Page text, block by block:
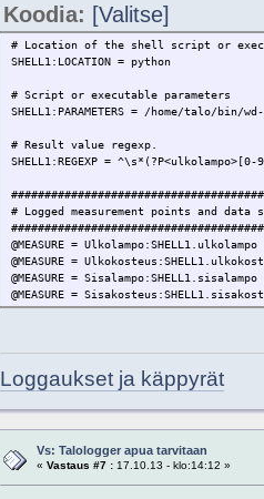
Koodia: [Valitse]
# Location of the shell script or
SHELL1:LOCATION = python
# Script or executable parameters
SHELL1:PARAMETERS = /home/
# Result value regexp.
SHELL1:REGEXP =
# Logged measurement points and
@MEASURE = Ulkolampo:SHELL1.ulkolampo
@MEASURE =
@MEASURE = Sisalampo:SHELL1.sisalampo
@MEASURE =
Loggaukset ja käppyrät
Vs: Talologger apua tarvitaan
« Vastaus #7 :17.10.13 - klo:14:12 »